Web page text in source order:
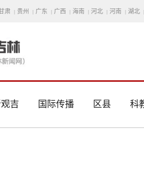
肃 | 贵州 | 广东 | 广西 | 海南 | 河北 | 河南 | 湖北 |
吉 国际传播 区县 科